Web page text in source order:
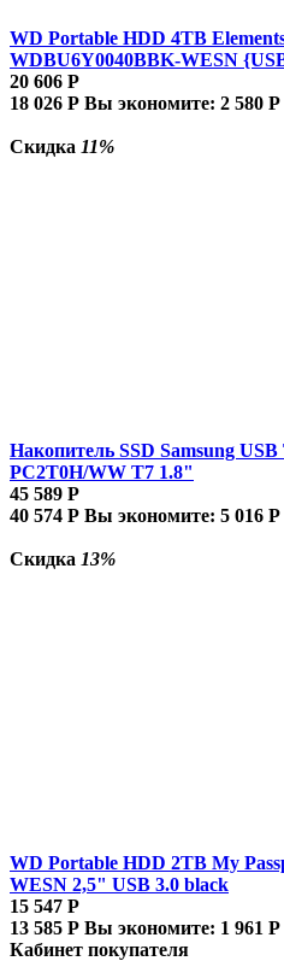
WD Portable HDD 4TB
WDBU6Y0040BBK-WESN
20 606 Р
18 026 Р Вы экономите: 2 580 Р
Скидка 11%
Накопитель SSD Samsung
PC2T0H/WW T7 1.8"
45 589 Р
40 574 Р Вы экономите: 5 016 Р
Скидка 13%
WD Portable HDD 2TB My
WESN 2,5" USB 3.0 black
15 547 Р
13 585 Р Вы экономите: 1 961 Р
Кабинет покупателя